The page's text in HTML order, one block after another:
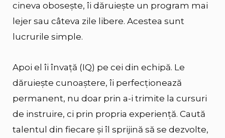
cineva obosește, îi dăruiește un program mai
lejer sau câteva zile libere. Acestea sunt
lucrurile simple.
Apoi el îi învață (IQ) pe cei din echipă. Le
dăruiește cunoaștere, îi perfecționează
permanent, nu doar prin a-i trimite la cursuri
de instruire, ci prin propria experiență. Caută
talentul din fiecare și îl sprijină să se dezvolte,